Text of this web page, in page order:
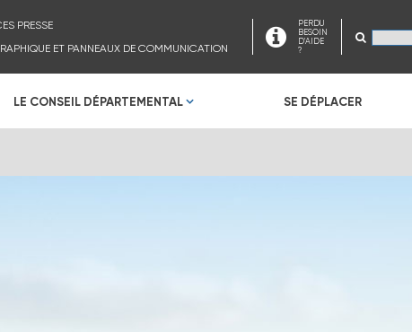
PRESSE
ET PANNEAUX DE COMMUNICATION
PERDU
BESOIN
D'AIDE
?
LE CONSEIL DÉPARTEMENTAL SE DÉPLACER